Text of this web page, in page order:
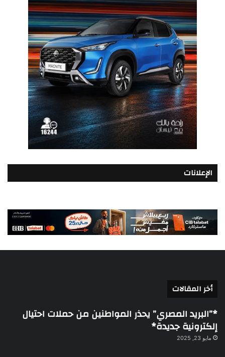
الإعلانات
أخر المقالات
*”البريد المصري” يحذر المواطنين من حملات احتيال
إلكترونية جديدة*
مايو 23, 2025